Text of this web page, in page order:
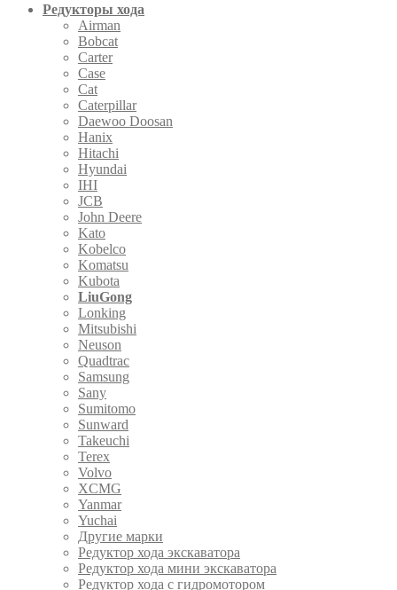
Редукторы хода
Airman
Bobcat
Carter
Case
Cat
Caterpillar
Daewoo Doosan
Hanix
Hitachi
Hyundai
IHI
JCB
John Deere
Kato
Kobelco
Komatsu
Kubota
LiuGong
Lonking
Mitsubishi
Neuson
Quadtrac
Samsung
Sany
Sumitomo
Sunward
Takeuchi
Terex
Volvo
XCMG
Yanmar
Yuchai
Другие марки
Редуктор хода экскаватора
Редуктор хода мини экскаватора
Редуктор хода с гидромотором